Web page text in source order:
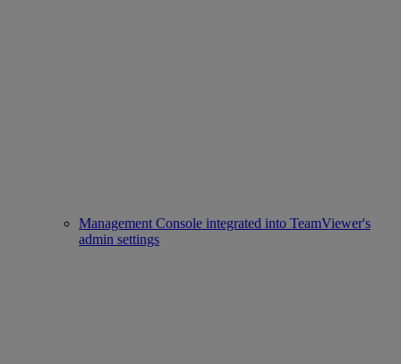
Management Console integrated into TeamViewer's
admin settings